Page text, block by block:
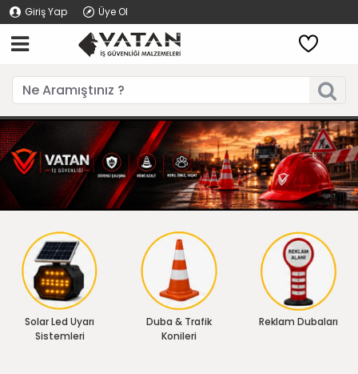
Giriş Yap Üye Ol
Solar Led Uyarı
Sistemleri
Duba & Trafik
Konileri
Reklam Dubaları